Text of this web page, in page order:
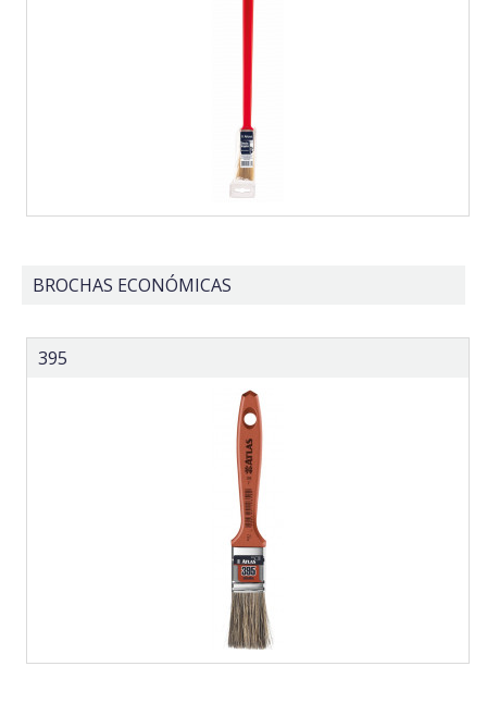
BROCHAS ECONÓMICAS
395